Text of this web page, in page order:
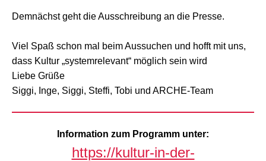
Demnächst geht die Ausschreibung an die Presse.
Viel Spaß schon mal beim Aussuchen und hofft mit uns,
dass Kultur „systemrelevant“ möglich sein wird
Liebe Grüße
Siggi, Inge, Siggi, Steffi, Tobi und ARCHE-Team
Information zum Programm unter:
https://kultur-in-der-